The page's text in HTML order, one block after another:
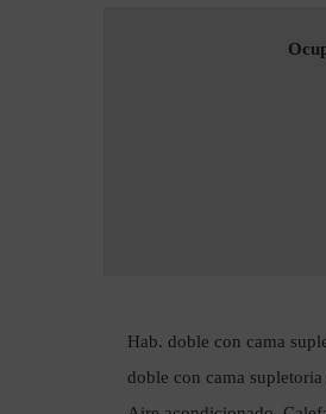
Hab. doble con cama
doble con cama